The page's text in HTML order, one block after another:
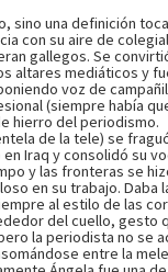
sino una definición
con su aire de
gallegos. Se
altares mediáticos y
voz de
(siempre había
hierro del periodismo.
de la tele) se
Iraq y consolidó su
y las fronteras se
en su trabajo. Daba
al estilo de las
del cuello, gesto
la periodista no se
entre la